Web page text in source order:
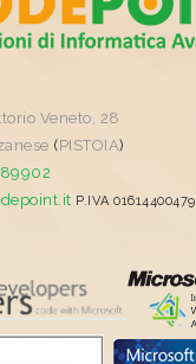
Veneto, 28
(PISTOIA)
P.IVA 01614400479